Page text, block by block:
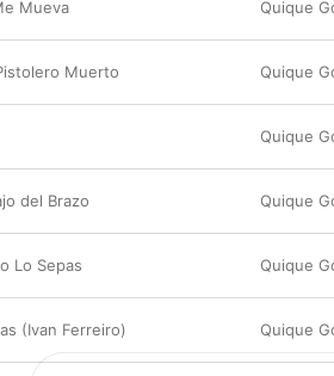
Mueva Quique
Muerto Quique
Quique
del Brazo Quique
Lo Sepas Quique
(Ivan Ferreiro) Quique